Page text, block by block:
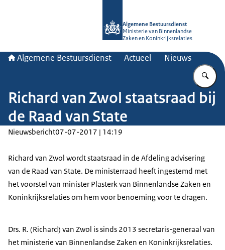
Algemene Bestuursdienst
Ministerie van Binnenlandse
Zaken en Koninkrijksrelaties
Algemene Bestuursdienst Actueel Nieuws
Richard van Zwol staatsraad bij
de Raad van State
Nieuwsbericht07-07-2017 | 14:19
Richard van Zwol wordt staatsraad in de Afdeling advisering
van de Raad van State. De ministerraad heeft ingestemd met
het voorstel van minister Plasterk van Binnenlandse Zaken en
Koninkrijksrelaties om hem voor benoeming voor te dragen.
Drs. R. (Richard) van Zwol is sinds 2013 secretaris-generaal van
het ministerie van Binnenlandse Zaken en Koninkrijksrelaties.